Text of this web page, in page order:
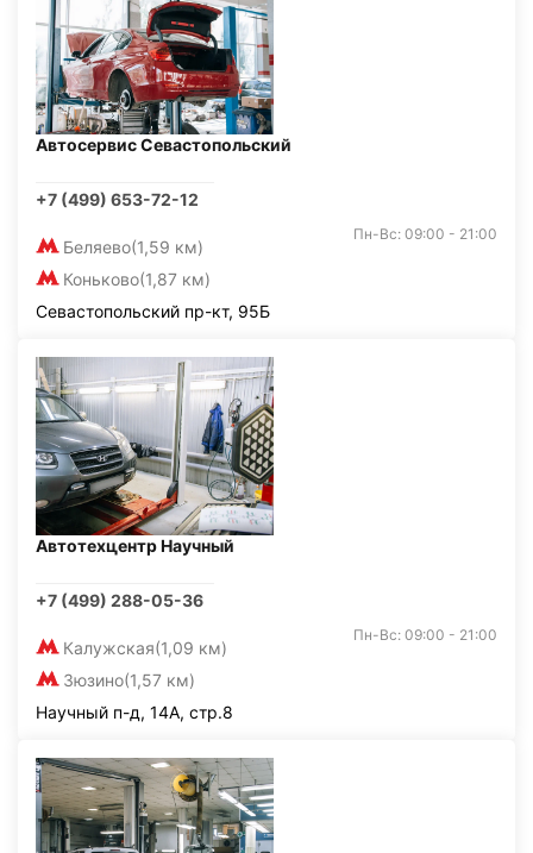
Автосервис Севастопольский
+7 (499) 653-72-12
Беляево(1,59 км)
Коньково(1,87 км)
Пн-Вс: 09:00 - 21:00
Севастопольский пр-кт, 95Б
Автотехцентр Научный
+7 (499) 288-05-36
Калужская(1,09 км)
Зюзино(1,57 км)
Пн-Вс: 09:00 - 21:00
Научный п-д, 14А, стр.8